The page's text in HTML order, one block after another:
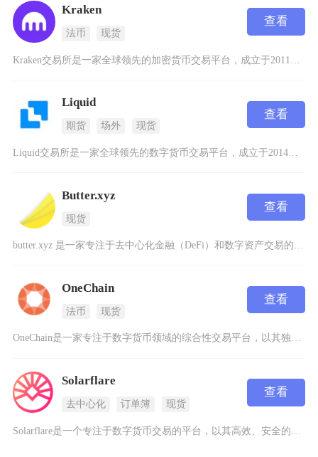
Kraken
法币 现货
查看
Liquid
期货 场外 现货
查看
Liquid交易所是一家全球领先的数字货币交易平台，成立于2014年，总部位于新加坡，并在
Butter.xyz
现货
查看
OneChain
法币 现货
查看
OneChain是一家专注于数字货币领域的综合性交易平台，以其独特的技术架构和多样化的功能
Solarflare
去中心化 订单簿 现货
查看